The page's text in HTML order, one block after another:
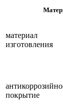
материал
изготовления
покрытие